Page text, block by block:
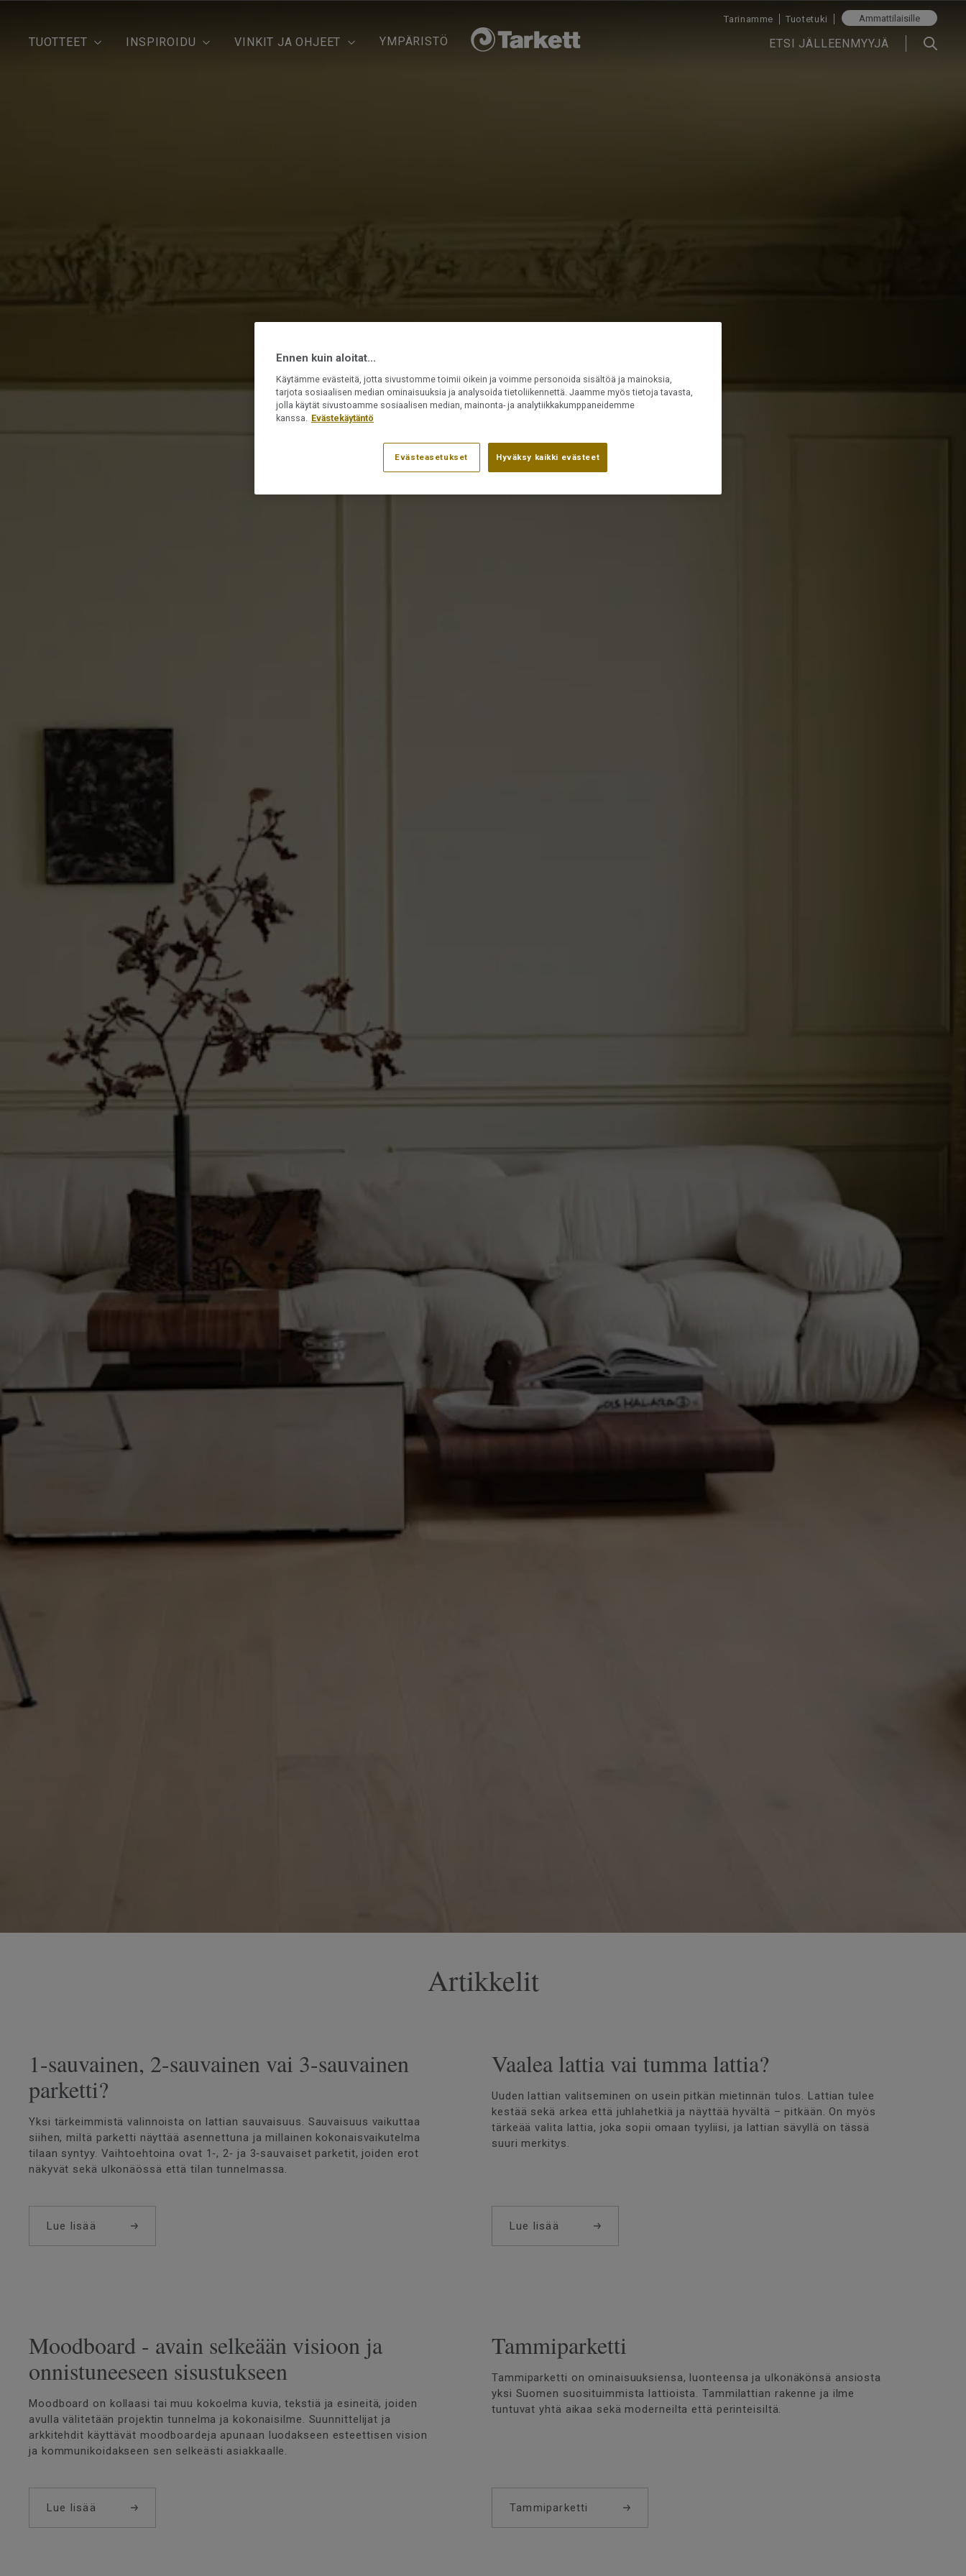
TUOTTEET INSPIROIDU VINKIT JA OHJEET YMPÄRISTÖ
Tarinamme Tuotetuki Ammattilaisille
ETSI JÄLLEENMYYJÄ
Artikkelit
1-sauvainen, 2-sauvainen vai 3-sauvainen
parketti?
Yksi tärkeimmistä valinnoista on lattian sauvaisuus. Sauvaisuus vaikuttaa
siihen, miltä parketti näyttää asennettuna ja millainen kokonaisvaikutelma
tilaan syntyy. Vaihtoehtoina ovat 1‑, 2‑ ja 3‑sauvaiset parketit, joiden erot
näkyvät sekä ulkonäössä että tilan tunnelmassa.
Lue lisää
Vaalea lattia vai tumma lattia?
Uuden lattian valitseminen on usein pitkän mietinnän tulos. Lattian tulee
kestää sekä arkea että juhlahetkiä ja näyttää hyvältä – pitkään. On myös
tärkeää valita lattia, joka sopii omaan tyyliisi, ja lattian sävyllä on tässä
suuri merkitys.
Lue lisää
Moodboard - avain selkeään visioon ja
onnistuneeseen sisustukseen
Moodboard on kollaasi tai muu kokoelma kuvia, tekstiä ja esineitä, joiden
avulla välitetään projektin tunnelma ja kokonaisilme. Suunnittelijat ja
arkkitehdit käyttävät moodboardeja apunaan luodakseen esteettisen vision
ja kommunikoidakseen sen selkeästi asiakkaalle.
Lue lisää
Tammiparketti
Tammiparketti on ominaisuuksiensa, luonteensa ja ulkonäkönsä ansiosta
yksi Suomen suosituimmista lattioista. Tammilattian rakenne ja ilme
tuntuvat yhtä aikaa sekä moderneilta että perinteisiltä.
Tammiparketti
Ennen kuin aloitat...
Käytämme evästeitä, jotta sivustomme toimii oikein ja voimme personoida sisältöä ja mainoksia,
tarjota sosiaalisen median ominaisuuksia ja analysoida tietoliikennettä. Jaamme myös tietoja tavasta,
jolla käytät sivustoamme sosiaalisen median, mainonta- ja analytiikkakumppaneidemme
kanssa. Evästekäytäntö
Evästeasetukset Hyväksy kaikki evästeet